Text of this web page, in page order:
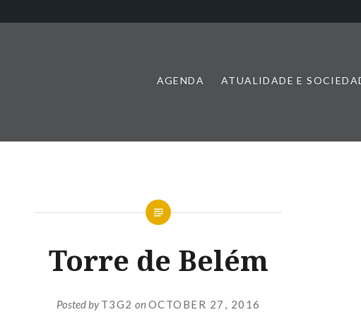
AGENDA ATUALIDADE E
Torre de Belém
Posted byT3G2 on OCTOBER 27, 2016